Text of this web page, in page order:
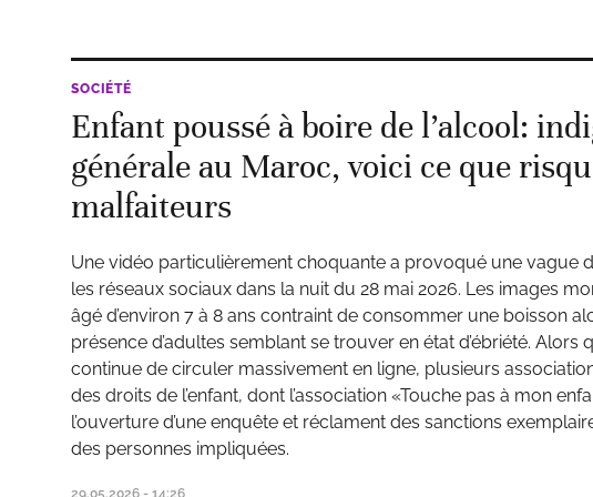
SOCIÉTÉ
Enfant poussé à boire de l’alcool:
générale au Maroc, voici ce que
malfaiteurs
Une vidéo particulièrement choquante a provoqué une vague
les réseaux sociaux dans la nuit du 28 mai 2026. Les images
âgé d’environ 7 à 8 ans contraint de consommer une boisson
présence d’adultes semblant se trouver en état d’ébriété. Alors
continue de circuler massivement en ligne, plusieurs
des droits de l’enfant, dont l’association «Touche pas à mon
l’ouverture d’une enquête et réclament des sanctions
des personnes impliquées.
29.05.2026 - 14:26